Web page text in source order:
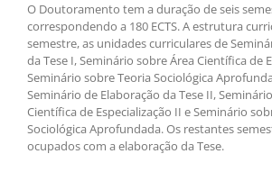
O Doutoramento tem a duração de seis
correspondendo a 180 ECTS. A estrutura
semestre, as unidades curriculares de
da Tese I, Seminário sobre Área Científica de
Seminário sobre Teoria Sociológica
Seminário de Elaboração da Tese II,
Científica de Especialização II e Seminário
Sociológica Aprofundada. Os restantes
ocupados com a elaboração da Tese.